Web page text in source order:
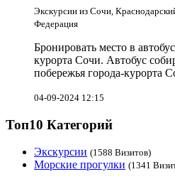
Экскурсии из Сочи,
Федерация
Бронировать место в
курорта Сочи. Автобус
побережья города-курорта
04-09-2024 12:15
Топ10 Категорий
Экскурсии (1588 Визитов)
Морские прогулки (1341